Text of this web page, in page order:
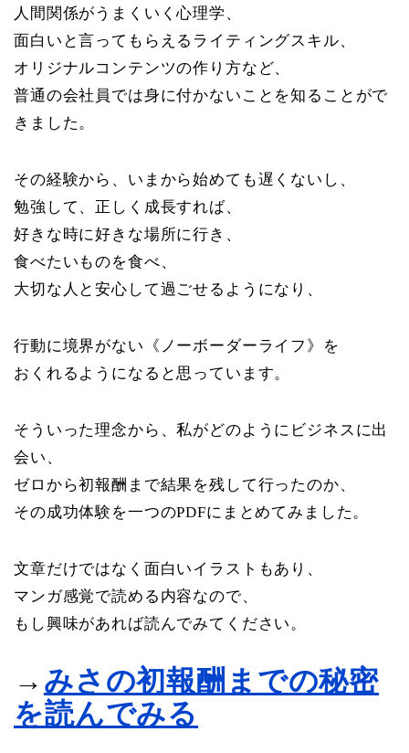
人間関係がうまくいく心理学、
面白いと言ってもらえるライティングスキル、
オリジナルコンテンツの作り方など、
普通の会社員では身に付かないことを知ることがで
きました。
その経験から、いまから始めても遅くないし、
勉強して、正しく成長すれば、
好きな時に好きな場所に行き、
食べたいものを食べ、
大切な人と安心して過ごせるようになり、
行動に境界がない《ノーボーダーライフ》を
おくれるようになると思っています。
そういった理念から、私がどのようにビジネスに出
会い、
ゼロから初報酬まで結果を残して行ったのか、
その成功体験を一つのPDFにまとめてみました。
文章だけではなく面白いイラストもあり、
マンガ感覚で読める内容なので、
もし興味があれば読んでみてください。
→ みさの初報酬までの秘密
を読んでみる